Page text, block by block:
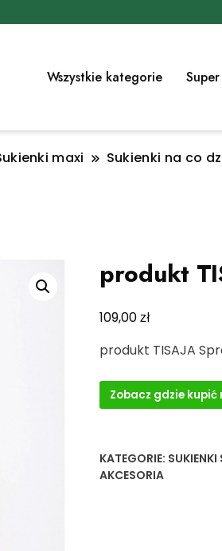
Wszystkie kategorie
maxi Sukienki na co
produkt
109,00zł
produkt TISAJA
Zobacz gdzie
KATEGORIE: SUKIENKI
AKCESORIA